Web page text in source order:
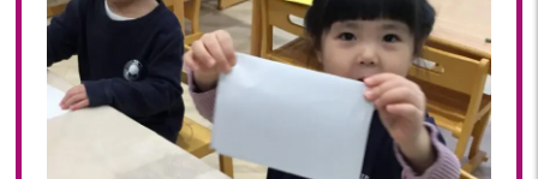
2024年 03月(20)
2024年 02月(19)
2024年 01月(20)
2023